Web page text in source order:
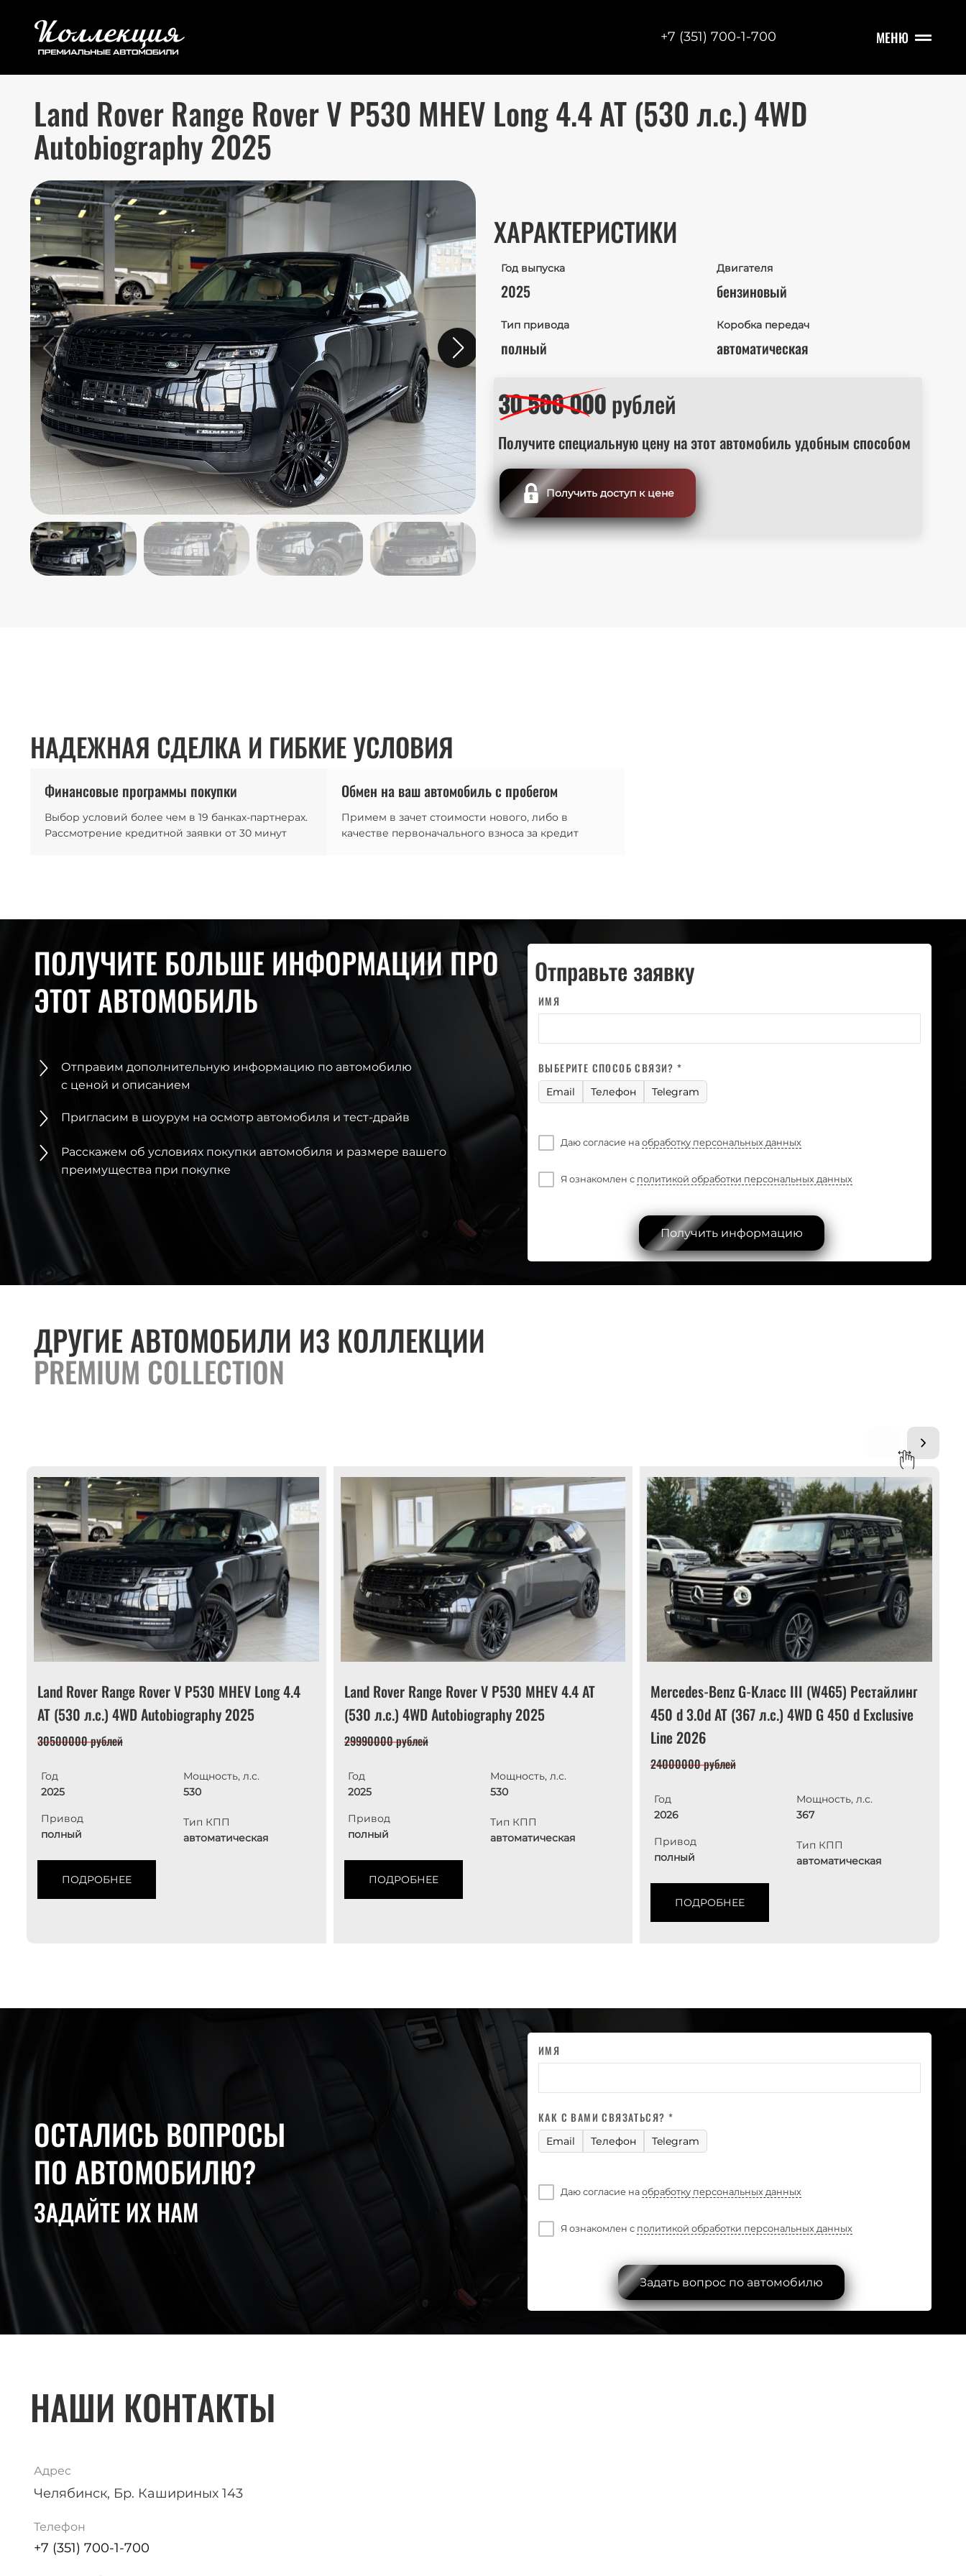
+7 (351) 700-1-700 МЕНЮ
Land Rover Range Rover V P530 MHEV Long 4.4 AT (530 л.с.) 4WD
Autobiography 2025
ХАРАКТЕРИСТИКИ
Год выпуска
2025
Двигателя
бензиновый
Тип привода
полный
Коробка передач
автоматическая
30 500 000рублей
Получите специальную цену на этот автомобиль удобным способом
Получить доступ к цене
НАДЕЖНАЯ СДЕЛКА И ГИБКИЕ УСЛОВИЯ
Финансовые программы покупки
Выбор условий более чем в 19 банках-партнерах.
Рассмотрение кредитной заявки от 30 минут
Обмен на ваш автомобиль с пробегом
Примем в зачет стоимости нового, либо в
качестве первоначального взноса за кредит
ПОЛУЧИТЕ БОЛЬШЕ ИНФОРМАЦИИ ПРО
ЭТОТ АВТОМОБИЛЬ
Отправим дополнительную информацию по автомобилю
с ценой и описанием
Пригласим в шоурум на осмотр автомобиля и тест-драйв
Расскажем об условиях покупки автомобиля и размере вашего
преимущества при покупке
Отправьте заявку
ИМЯ
ВЫБЕРИТЕ СПОСОБ СВЯЗИ? *
Email Телефон Telegram
Даю согласие на обработку персональных данных
Я ознакомлен с политикой обработки персональных данных
Получить информацию
ДРУГИЕ АВТОМОБИЛИ ИЗ КОЛЛЕКЦИИ
PREMIUM COLLECTION
Land Rover Range Rover V P530 MHEV Long 4.4
AT (530 л.с.) 4WD Autobiography 2025
30500000 рублей
Год
2025
Мощность, л.с.
530
Привод
полный
Тип КПП
автоматическая
ПОДРОБНЕЕ
Land Rover Range Rover V P530 MHEV 4.4 AT
(530 л.с.) 4WD Autobiography 2025
29990000 рублей
Год
2025
Мощность, л.с.
530
Привод
полный
Тип КПП
автоматическая
ПОДРОБНЕЕ
Mercedes-Benz G-Класс III (W465) Рестайлинг
450 d 3.0d AT (367 л.с.) 4WD G 450 d Exclusive
Line 2026
24000000 рублей
Год
2026
Мощность, л.с.
367
Привод
полный
Тип КПП
автоматическая
ПОДРОБНЕЕ
ОСТАЛИСЬ ВОПРОСЫ
ПО АВТОМОБИЛЮ?
ЗАДАЙТЕ ИХ НАМ
ИМЯ
КАК С ВАМИ СВЯЗАТЬСЯ? *
Email Телефон Telegram
Даю согласие на обработку персональных данных
Я ознакомлен с политикой обработки персональных данных
Задать вопрос по автомобилю
НАШИ КОНТАКТЫ
Адрес
Челябинск, Бр. Кашириных 143
Телефон
+7 (351) 700-1-700